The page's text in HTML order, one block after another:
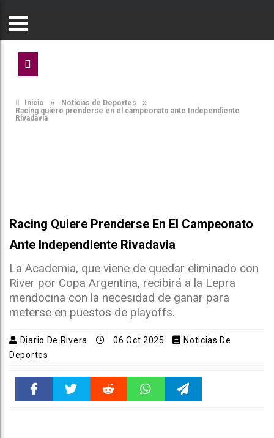
Inicio » Noticias de Deportes »
Racing quiere prenderse en el campeonato ante Independiente
Rivadavia
Racing Quiere Prenderse En El Campeonato
Ante Independiente Rivadavia
La Academia, que viene de quedar eliminado con
River por Copa Argentina, recibirá a la Lepra
mendocina con la necesidad de ganar para
meterse en puestos de playoffs.
Diario De Rivera 06 Oct 2025
Noticias De
Deportes